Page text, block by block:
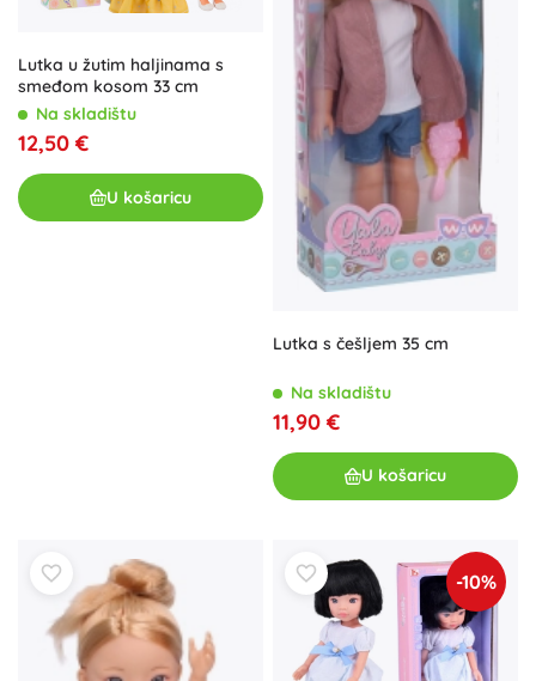
Lutka u žutim haljinama s
smeđom kosom 33 cm
Na skladištu
12,50 €
U košaricu
Lutka s češljem 35 cm
Na skladištu
11,90 €
U košaricu
-10%